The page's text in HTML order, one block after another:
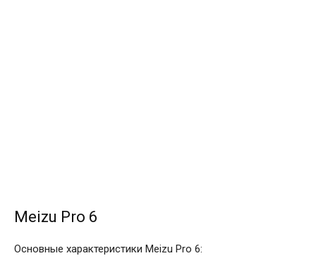
Meizu Pro 6
Основные характеристики Meizu Pro 6: